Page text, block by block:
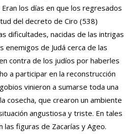
los días en que los regresados
del decreto de Ciro (538)
dificultades, nacidas de las intrigas
enemigos de Judá cerca de las
contra de los judíos por haberles
a participar en la reconstrucción
vinieron a sumarse toda una
cosecha, que crearon un ambiente
angustiosa y triste. En tales
las figuras de Zacarías y Ageo.